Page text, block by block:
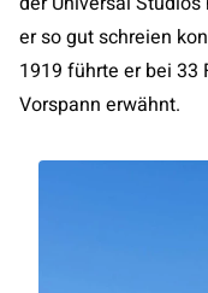
er so gut schreien
1919 führte er bei 33
Vorspann erwähnt.